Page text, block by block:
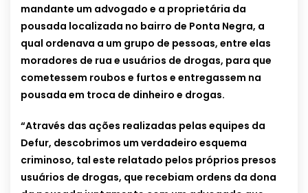
mandante um advogado e a proprietária da
pousada localizada no bairro de Ponta Negra, a
qual ordenava a um grupo de pessoas, entre elas
moradores de rua e usuários de drogas, para que
cometessem roubos e furtos e entregassem na
pousada em troca de dinheiro e drogas.
“Através das ações realizadas pelas equipes da
Defur, descobrimos um verdadeiro esquema
criminoso, tal este relatado pelos próprios presos
usuários de drogas, que recebiam ordens da dona